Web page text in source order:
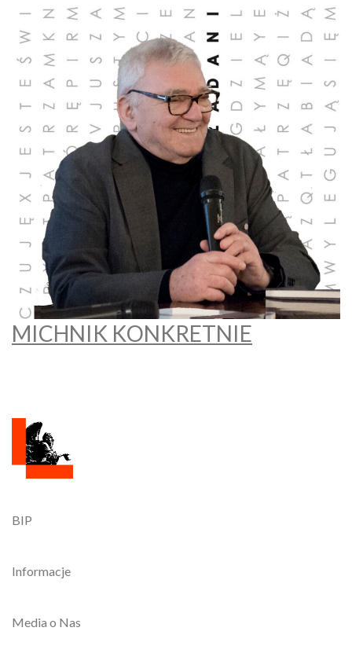
MICHNIK KONKRETNIE
BIP
Informacje
Media o Nas